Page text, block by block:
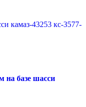
на базе шасси